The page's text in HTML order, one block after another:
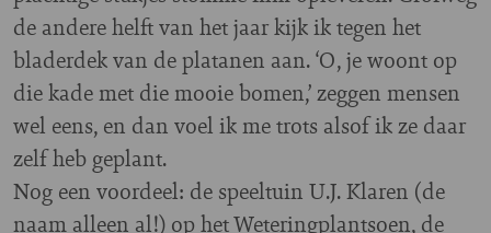
de andere helft van het jaar kijk ik tegen het
bladerdek van de platanen aan. ‘O, je woont op
die kade met die mooie bomen,’ zeggen mensen
wel eens, en dan voel ik me trots alsof ik ze daar
zelf heb geplant.
Nog een voordeel: de speeltuin U.J. Klaren (de
naam alleen al!) op het Weteringplantsoen, de